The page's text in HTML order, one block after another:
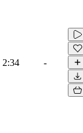
2:34 -